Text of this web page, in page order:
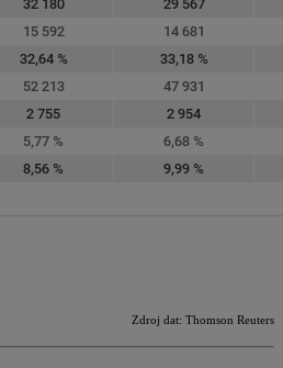
Zdroj dat: Thomson Reuters